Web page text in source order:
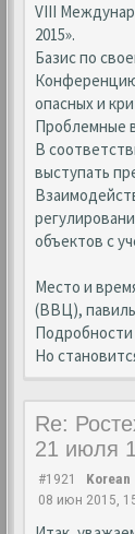
VIII
2015».
Базис по
опасных и
Проблемные
В
выступать
объектов с
Место и
(ВВЦ),
Подробности
Но
Re:
21 июля
#1921
Korean
08 июн 2015,